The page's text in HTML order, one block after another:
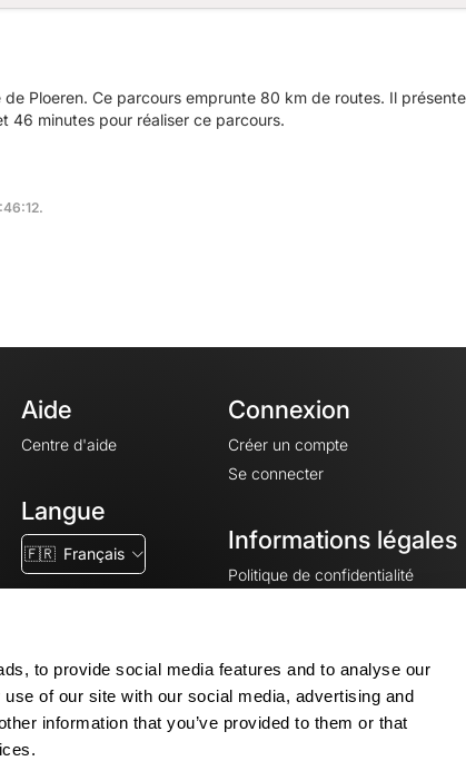
to provide social media features and to analyse our
of our site with our social media, advertising and
information that you’ve provided to them or that
Ploeren. Ce parcours emprunte 80 km de routes. Il
46 minutes pour réaliser ce parcours.
Aide
Centre d'aide
Langue
🇫🇷 Français
Connexion
Créer un compte
Se connecter
Informations légales
Politique de confidentialité
Mentions légales
Paramètres des cookies